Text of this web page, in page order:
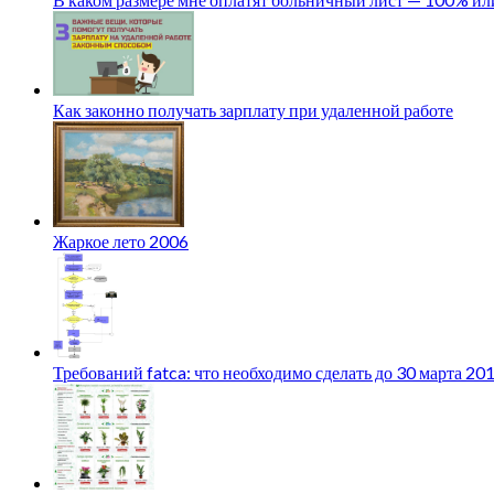
Как законно получать зарплату при удаленной работе
Жаркое лето 2006
Требований fatca: что необходимо сделать до 30 марта